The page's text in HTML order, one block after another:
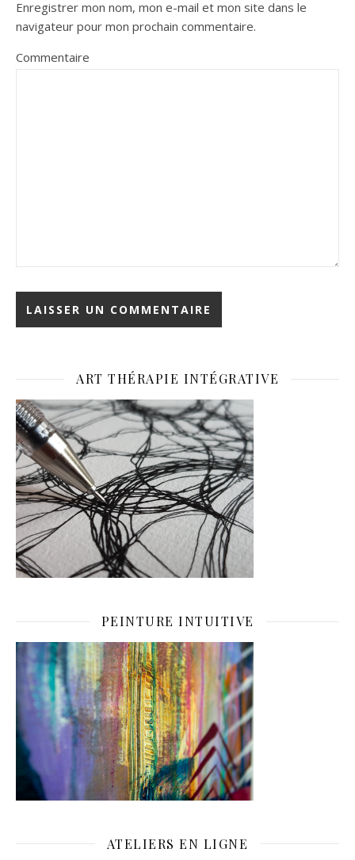
Enregistrer mon nom, mon e-mail et mon site dans le
navigateur pour mon prochain commentaire.
Commentaire
ART THÉRAPIE INTÉGRATIVE
PEINTURE INTUITIVE
ATELIERS EN LIGNE